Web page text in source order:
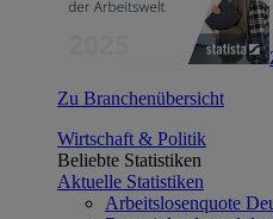
Zu Branchenübersicht
Wirtschaft & Politik
Beliebte Statistiken
Aktuelle Statistiken
Arbeitslosenquote